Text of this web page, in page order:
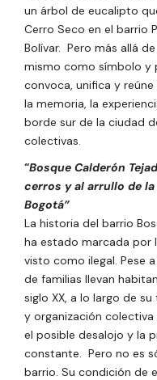
un árbol de eucalipto
Cerro Seco en el barrio
Bolívar. Pero más allá
mismo como símbolo y
convoca, unifica y
la memoria, la
borde sur de la ciudad
colectivas.
“Bosque Calderón
cerros y al arrullo de
Bogotá”
La historia del barrio
ha estado marcada por
visto como ilegal. Pese
de familias llevan
siglo XX, a lo largo de
y organización
el posible desalojo y la
constante. Pero no es
barrio. Su condición de